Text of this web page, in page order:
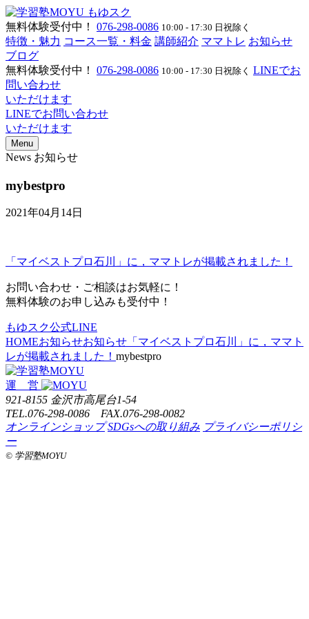
無料体験受付中！ 076-298-0086 10:00 - 17:30 日祝除く
特徴・魅力 コース一覧・料金 講師紹介 ママトレ お知らせ
ブログ
無料体験受付中！
076-298-0086 10:00 - 17:30 日祝除く LINEでお
問い合わせ
いただけます
LINEでお問い合わせ
いただけます
Menu
News お知らせ
mybestpro
2021年04月14日
「マイベストプロ石川」に，ママトレが掲載されました！
お問い合わせ・ご相談はお気軽に！
無料体験のお申し込みも受付中！
もゆスク公式LINE
HOMEお知らせお知らせ 「マイベストプロ石川」に，ママト
レが掲載されました！ mybestpro
運 営
921-8155 金沢市高尾台1-54
TEL.076-298-0086 FAX.076-298-0082
オンラインショップ SDGsへの取り組み プライバシーポリシ
ー
©️ 学習塾MOYU